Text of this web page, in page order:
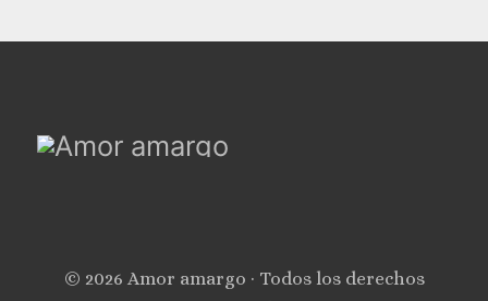
© 2026 Amor amargo · Todos los derechos